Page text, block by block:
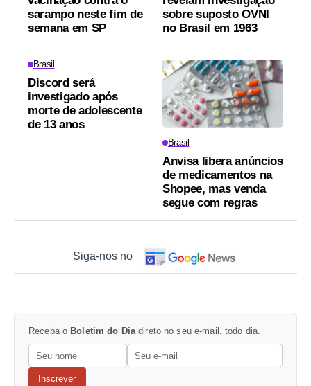
sarampo neste fim de
semana em SP
sobre suposto OVNI
no Brasil em 1963
Brasil
Discord será
investigado após
morte de adolescente
de 13 anos
Brasil
Anvisa libera anúncios
de medicamentos na
Shopee, mas venda
segue com regras
Siga-nos no
Receba o Boletim do Dia direto no seu e-mail, todo dia.
Inscrever